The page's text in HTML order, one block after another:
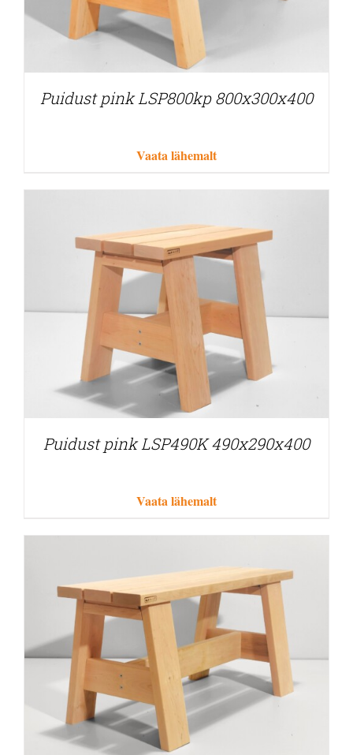
Puidust pink LSP800kp 800x300x400
Vaata lähemalt
Puidust pink LSP490K 490x290x400
Vaata lähemalt